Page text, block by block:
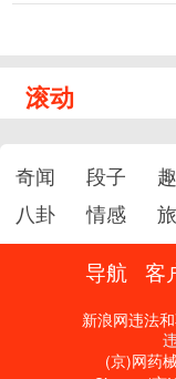
滚动
奇闻 段子
八卦
情感
导航 客
新浪网违法
(京)网药